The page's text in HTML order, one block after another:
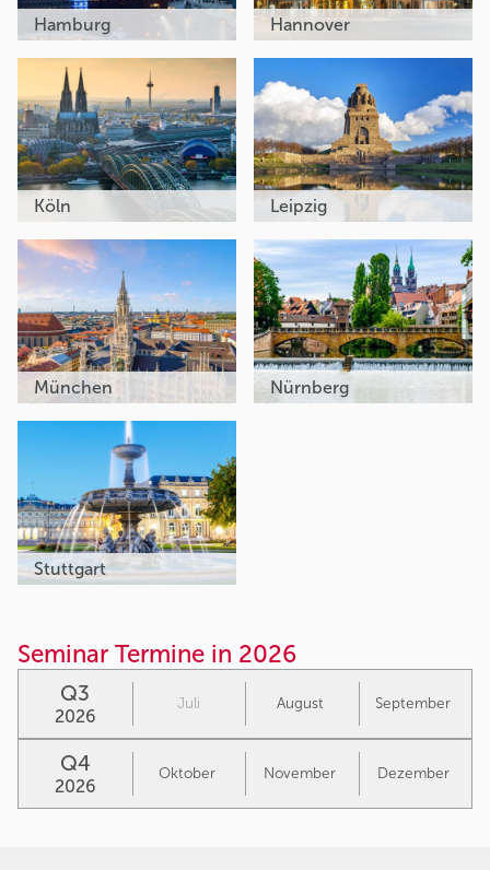
Hamburg Hannover
Köln Leipzig
München Nürnberg
Stuttgart
Seminar Termine in 2026
Q3
2026
Juli August September
Q4
2026
Oktober November Dezember